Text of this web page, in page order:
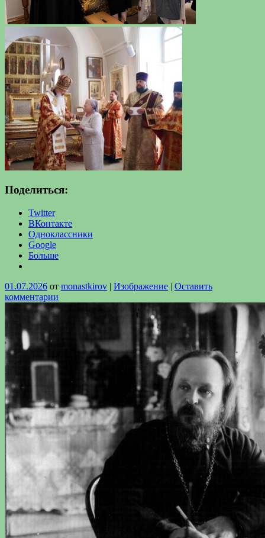
Поделиться:
Twitter
ВКонтакте
Одноклассники
Google
Больше
01.07.2026 от monastkirov | Изображение | Оставить
комментарии